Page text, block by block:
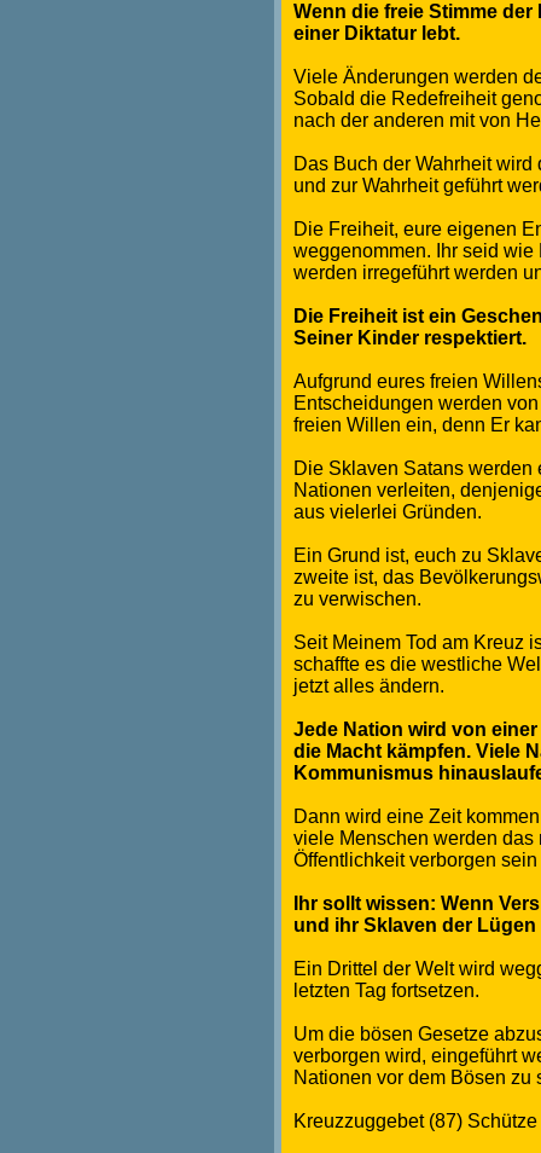
Wenn die freie Stimme
einer Diktatur lebt.
Viele Änderungen werden
Sobald die Redefreiheit
nach der anderen mit von
Das Buch der Wahrheit
und zur Wahrheit geführt
Die Freiheit, eure eigenen
weggenommen. Ihr seid
werden irregeführt werden
Die Freiheit ist ein
Seiner Kinder respektiert.
Aufgrund eures freien
Entscheidungen werden
freien Willen ein, denn Er
Die Sklaven Satans
Nationen verleiten,
aus vielerlei Gründen.
Ein Grund ist, euch zu
zweite ist, das
zu verwischen.
Seit Meinem Tod am Kreuz
schaffte es die westliche
jetzt alles ändern.
Jede Nation wird von
die Macht kämpfen. Viele
Kommunismus
Dann wird eine Zeit
viele Menschen werden
Öffentlichkeit verborgen
Ihr sollt wissen: Wenn
und ihr Sklaven der
Ein Drittel der Welt wird
letzten Tag fortsetzen.
Um die bösen Gesetze
verborgen wird, eingeführt
Nationen vor dem Bösen zu
Kreuzzuggebet (87)